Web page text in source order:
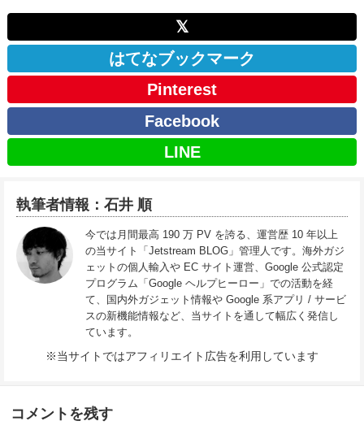
𝕏
はてなブックマーク
Pinterest
Facebook
LINE
執筆者情報：石井 順
今では月間最高 190 万 PV を誇る、運営歴 10 年以上
の当サイト「Jetstream BLOG」管理人です。海外ガジ
ェットの個人輸入や EC サイト運営、Google 公式認定
プログラム「Google ヘルプヒーロー」での活動を経
て、国内外ガジェット情報や Google 系アプリ / サービ
スの新機能情報など、当サイトを通して幅広く発信し
ています。
※当サイトではアフィリエイト広告を利用しています
コメントを残す